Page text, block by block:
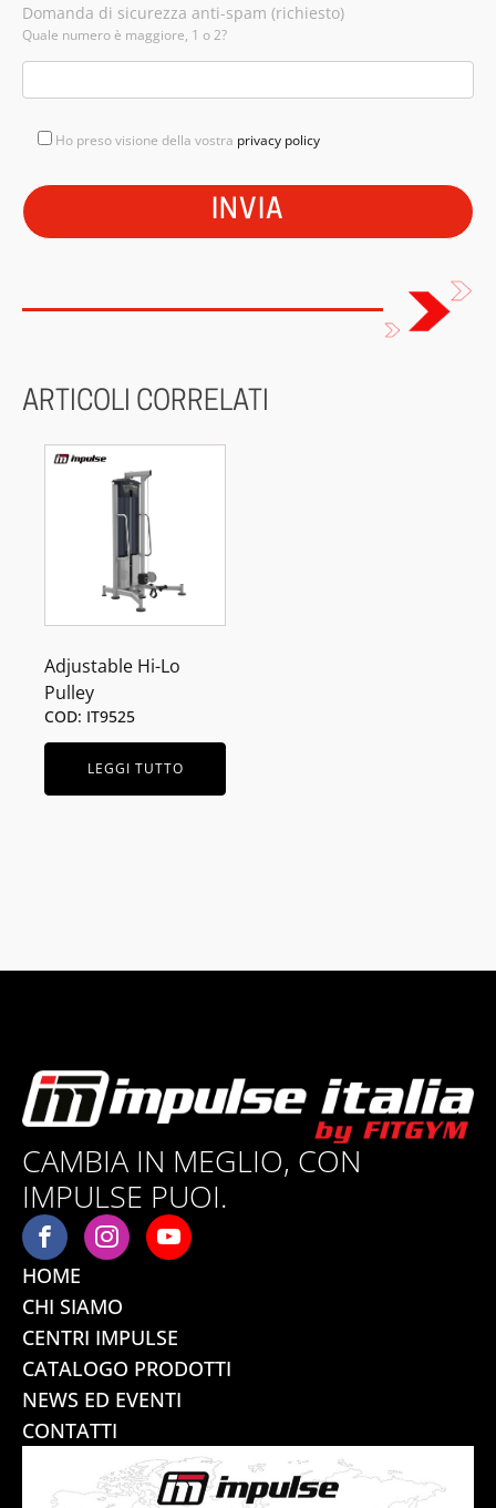
Domanda di sicurezza anti-spam (richiesto)
Quale numero è maggiore, 1 o 2?
Ho preso visione della vostra privacy policy
ARTICOLI CORRELATI
Adjustable Hi-Lo
Pulley
COD: IT9525
LEGGI TUTTO
CAMBIA IN MEGLIO, CON
IMPULSE PUOI.
HOME
CHI SIAMO
CENTRI IMPULSE
CATALOGO PRODOTTI
NEWS ED EVENTI
CONTATTI